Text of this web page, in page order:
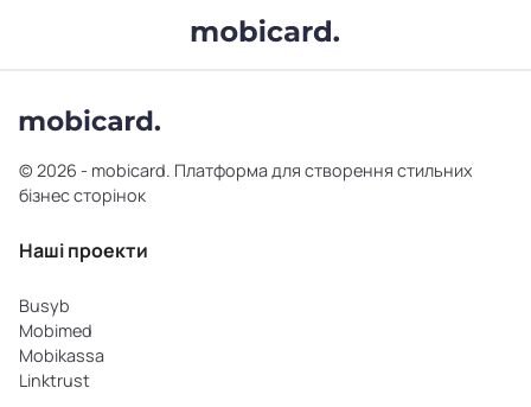
© 2026 - mobicard. Платформа для створення стильних
бізнес сторінок
Наші проекти
Busyb
Mobimed
Mobikassa
Linktrust